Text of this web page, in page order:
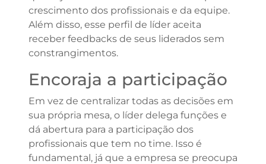
crescimento dos profissionais e da equipe.
Além disso, esse perfil de líder aceita
receber feedbacks de seus liderados sem
constrangimentos.
Encoraja a participação
Em vez de centralizar todas as decisões em
sua própria mesa, o líder delega funções e
dá abertura para a participação dos
profissionais que tem no time. Isso é
fundamental, já que a empresa se preocupa